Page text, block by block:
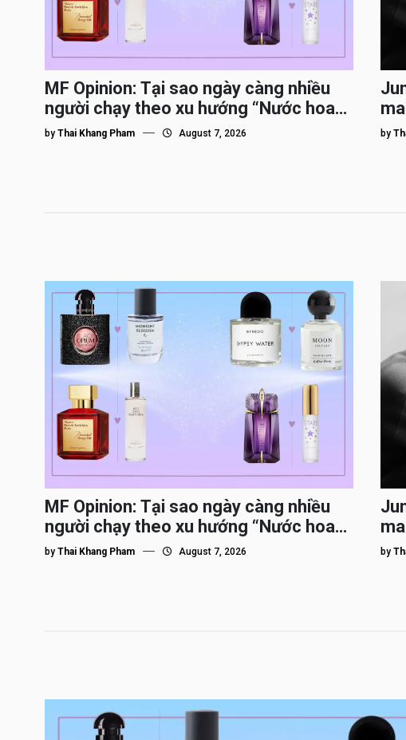
MF Opinion: Tại sao ngày càng nhiều
người chạy theo xu hướng “Nước hoa
Dupe”?
by Thai Khang Pham August 7, 2026 by
MF Opinion: Tại sao ngày càng nhiều
người chạy theo xu hướng “Nước hoa
Dupe”?
by Thai Khang Pham August 7, 2026 by